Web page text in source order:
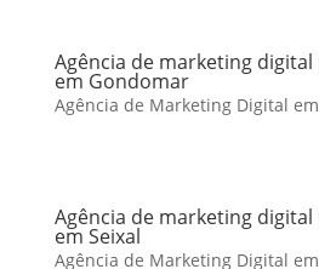
Agência de marketing
em Gondomar
Agência de Marketing Digital
Agência de marketing
em Seixal
Agência de Marketing Digital